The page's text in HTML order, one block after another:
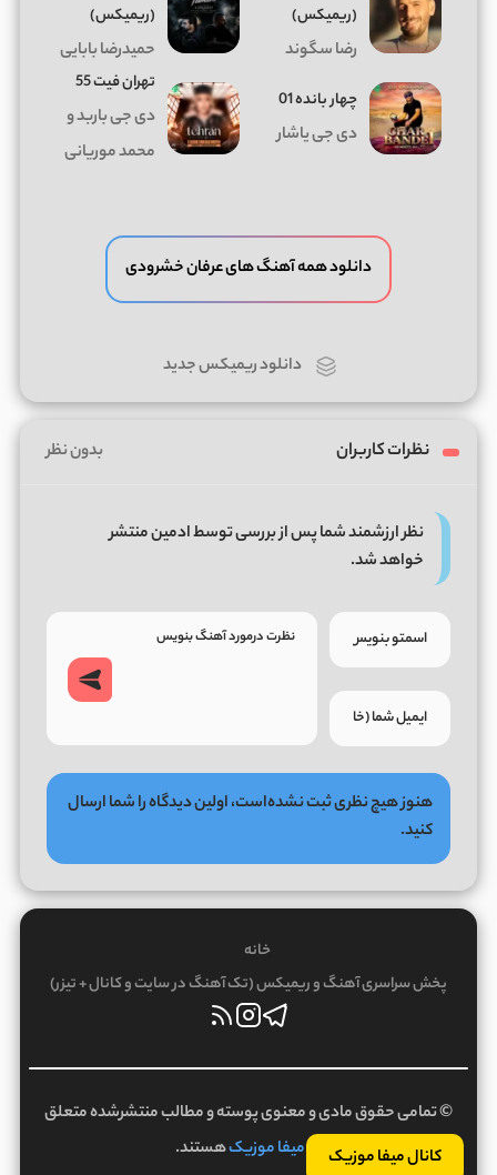
کانال میفا موزیک
(ریمیکس)
رضا سگوند
(ریمیکس)
حمیدرضا بابایی
چهار بانده 01
دی جی یاشار
تهران فیت 55
دی جی باربد و
محمد موریانی
دانلود همه آهنگ های عرفان خشرودی
دانلود ریمیکس جدید
نظرات کاربران بدون نظر
نظر ارزشمند شما پس از بررسی توسط ادمین منتشر
خواهد شد.
هنوز هیچ نظری ثبت نشده‌است، اولین دیدگاه را شما ارسال
کنید.
خانه
پخش سراسری آهنگ و ریمیکس (تک آهنگ در سایت و کانال + تیزر)
© تمامی حقوق مادی و معنوی پوسته و مطالب منتشرشده متعلق
بهمیفا موزیکهستند.